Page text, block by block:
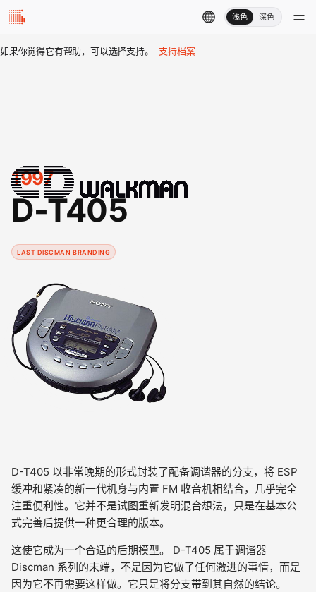
浅色 深色
如果你觉得它有帮助，可以选择支持。 支持档案
1997
D-T405
LAST DISCMAN BRANDING
D-T405 以非常晚期的形式封装了配备调谐器的分支，将 ESP
缓冲和紧凑的新一代机身与内置 FM 收音机相结合，几乎完全
注重便利性。它并不是试图重新发明混合想法，只是在基本公
式完善后提供一种更合理的版本。
这使它成为一个合适的后期模型。 D-T405 属于调谐器
Discman 系列的末端，不是因为它做了任何激进的事情，而是
因为它不再需要这样做。它只是将分支带到其自然的结论。